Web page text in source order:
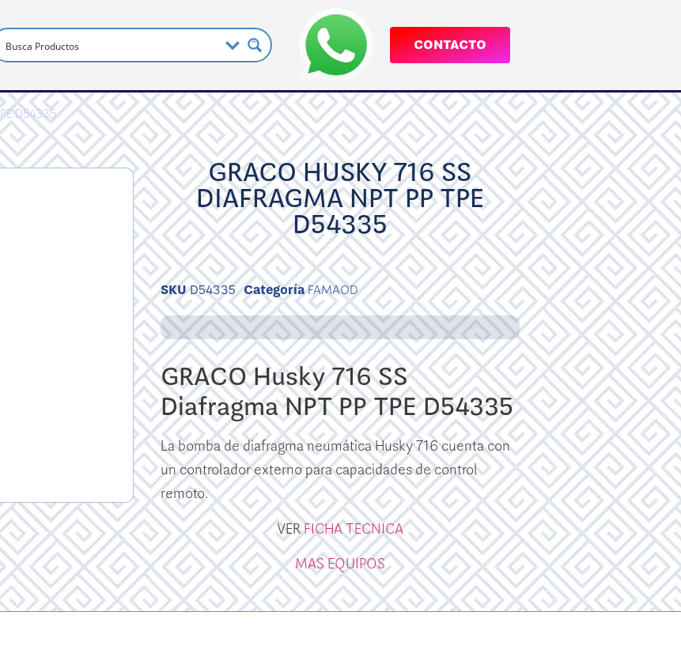
CONTACTO
D54335
GRACO HUSKY 716 SS
DIAFRAGMA NPT PP TPE
D54335
SKUD54335 CategoríaFAMAOD
GRACO Husky 716 SS
Diafragma NPT PP TPE D54335
La bomba de diafragma neumática Husky 716 cuenta con
un controlador externo para capacidades de control
remoto.
VERFICHA TECNICA
MAS EQUIPOS